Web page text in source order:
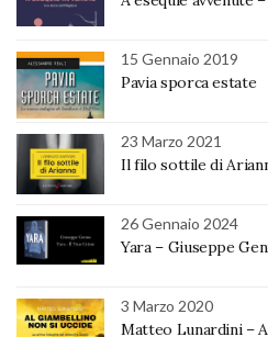
15 Gennaio 2019
Pavia sporca estate
23 Marzo 2021
Il filo sottile di
26 Gennaio 2024
Yara – Giuseppe
3 Marzo 2020
Matteo Lunardini –